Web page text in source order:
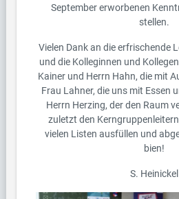
September erworbenen
stellen.
Vielen Dank an die erfrischende
und die Kolleginnen und
Kainer und Herrn Hahn, die mit
Frau Lahner, die uns mit Essen
Herrn Herzing, der den Raum
zuletzt den
vielen Listen ausfüllen und
bien!
S. Heinickel